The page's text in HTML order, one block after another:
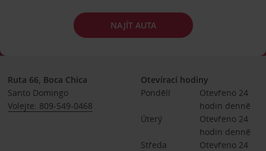
NAJÍT AUTA
Ruta 66, Boca Chica
Santo Domingo
Volejte: 809-549-0468
Otevírací hodiny
Pondělí
Otevřeno 24
hodin denně
Úterý
Otevřeno 24
hodin denně
Středa
Otevřeno 24